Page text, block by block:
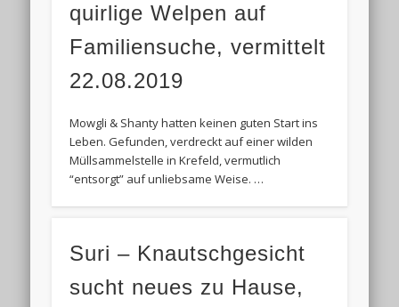
quirlige Welpen auf
Familiensuche, vermittelt
22.08.2019
Mowgli & Shanty hatten keinen guten Start ins
Leben. Gefunden, verdreckt auf einer wilden
Müllsammelstelle in Krefeld, vermutlich
“entsorgt” auf unliebsame Weise. …
Suri – Knautschgesicht
sucht neues zu Hause,